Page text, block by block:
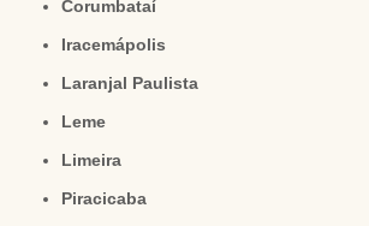
Corumbataí
Iracemápolis
Laranjal Paulista
Leme
Limeira
Piracicaba